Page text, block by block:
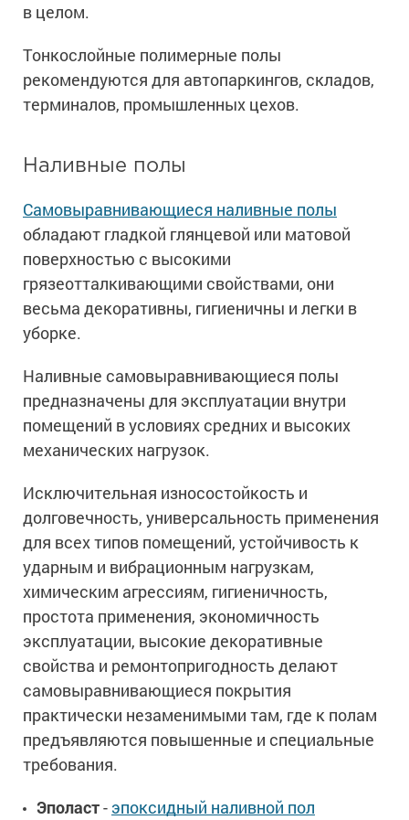
в целом.
Тонкослойные полимерные полы
рекомендуются для автопаркингов, складов,
терминалов, промышленных цехов.
Наливные полы
Самовыравнивающиеся наливные полы
обладают гладкой глянцевой или матовой
поверхностью с высокими
грязеотталкивающими свойствами, они
весьма декоративны, гигиеничны и легки в
уборке.
Наливные самовыравнивающиеся полы
предназначены для эксплуатации внутри
помещений в условиях средних и высоких
механических нагрузок.
Исключительная износостойкость и
долговечность, универсальность применения
для всех типов помещений, устойчивость к
ударным и вибрационным нагрузкам,
химическим агрессиям, гигиеничность,
простота применения, экономичность
эксплуатации, высокие декоративные
свойства и ремонтопригодность делают
самовыравнивающиеся покрытия
практически незаменимыми там, где к полам
предъявляются повышенные и специальные
требования.
Эполаст- эпоксидный наливной пол